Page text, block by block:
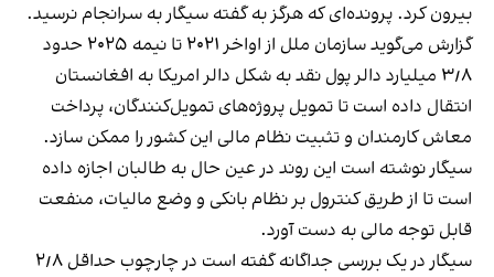
بیرون کرد. پرونده‌ای که هرگز به گفته سیگار به سرانجام نرسید.
گزارش می‌گوید سازمان ملل از اواخر ۲۰۲۱ تا نیمه ۲۰۲۵ حدود
۳٫۸ میلیارد دالر پول نقد به شکل دالر امریکا به افغانستان
انتقال داده است تا تمویل پروژه‌های تمویل‌کنندگان، پرداخت
معاش کارمندان و تثبیت نظام مالی این کشور را ممکن سازد.
سیگار نوشته است این روند در عین حال به طالبان اجازه داده
است تا از طریق کنترول بر نظام بانکی و وضع مالیات، منفعت
قابل توجه مالی به دست آورد.
سیگار در یک بررسی جداگانه گفته است در چارچوب حداقل ۲٫۸